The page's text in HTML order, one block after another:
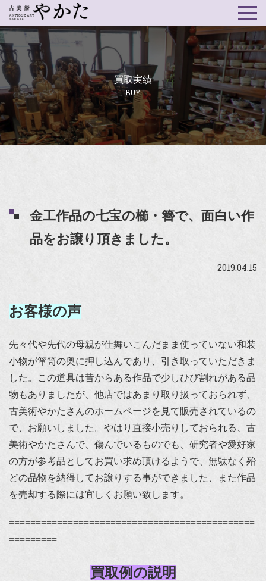
買取実績
BUY
金工作品の七宝の櫛・簪で、面白い作
品をお譲り頂きました。
2019.04.15
お客様の声
先々代や先代の母親が仕舞いこんだまま使っていない和装
小物が箪笥の奥に押し込んであり、引き取っていただきま
した。この道具は昔からある作品で少しひび割れがある品
物もありましたが、他店ではあまり取り扱っておられず、
古美術やかたさんのホームページを見て販売されているの
で、お願いしました。やはり直接小売りしておられる、古
美術やかたさんで、傷んでいるものでも、研究者や愛好家
の方が参考品としてお買い求め頂けるようで、無駄なく殆
どの品物を納得してお譲りする事ができました、また作品
を売却する際には宜しくお願い致します。
==============================================
=========
買取例の説明